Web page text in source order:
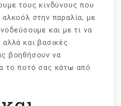
τους κινδύνους που
στην παραλία, με
και με τι να
και βασικές
βοηθήσουν να
το ποτό σας κάτω από